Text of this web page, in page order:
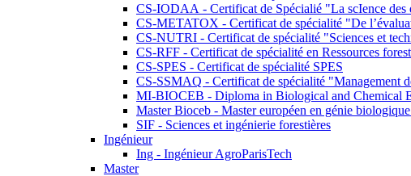
CS-IODAA - Certificat de Spécialié "La scIence des
CS-METATOX - Certificat de spécialité "De
CS-NUTRI - Certificat de spécialité "Sciences et
CS-RFF - Certificat de spécialité en Ressources
CS-SPES - Certificat de spécialité SPES
CS-SSMAQ - Certificat de spécialité "Management
MI-BIOCEB - Diploma in Biological and Chemical
Master Bioceb - Master européen en génie
SIF - Sciences et ingénierie forestières
Ingénieur
Ing - Ingénieur AgroParisTech
Master